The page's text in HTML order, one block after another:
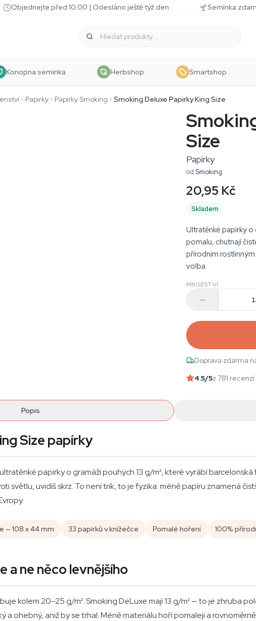
Objednejte před 10:00 | Odesláno ještě týž den Semínka
Konopna seminka Herbshop Smartshop
Papirky Papirky Smoking Smoking Deluxe Papirky King Size
Size
Papírky
od Smoking
20,95 Kč
Skladem
Ultratěnké papírky o
pomalu, chutnají
přírodním
volba.
MNOŽSTVÍ
Doprava zdarma
4.5/5z 781 recenzí
Popis
Size papírky
papírky o gramáži pouhých 13 g/m², které vyrábí
světlu, uvidíš skrz. To není trik, to je fyzika: méně papíru znamená
— 108 x 44 mm 33 papírků v knížečce Pomalé hoření 100%
a ne něco levnějšího
kolem 20–25 g/m². Smoking DeLuxe mají 13 g/m² — to je zhruba
a ohebný, aniž by se trhal. Méně materiálu hoří pomaleji a